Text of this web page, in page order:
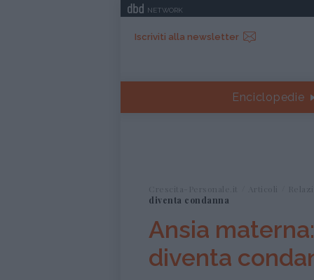
NETWORK
Iscriviti alla newsletter
Enciclopedie
diventa condanna
Ansia
diventa